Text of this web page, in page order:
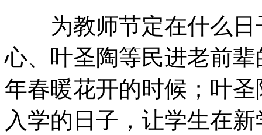
为教师节定在什么日
心、叶圣陶等民进老前
年春暖花开的时候；叶
入学的日子，让学生在